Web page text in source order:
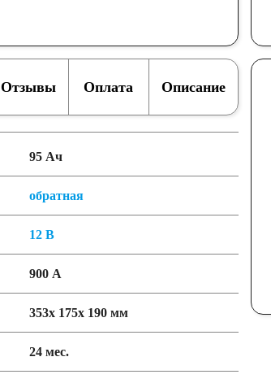
Отзывы Оплата Описание
95 Ач
обратная
12 В
900 А
353x 175x 190 мм
24 мес.